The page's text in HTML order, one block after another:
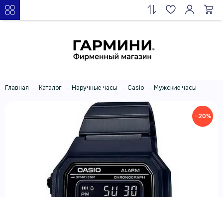
Главная Каталог Наручные часы Casio Мужские часы
−20%